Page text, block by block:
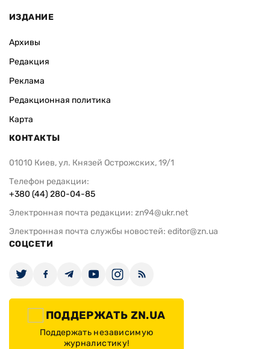
ИЗДАНИЕ
Архивы
Редакция
Реклама
Редакционная политика
Карта
КОНТАКТЫ
01010 Киев, ул. Князей Острожских, 19/1
Телефон редакции:
+380 (44) 280-04-85
Электронная почта редакции: zn94@ukr.net
Электронная почта службы новостей: editor@zn.ua
СОЦСЕТИ
ПОДДЕРЖАТЬ ZN.UA
Поддержать независимую
журналистику!